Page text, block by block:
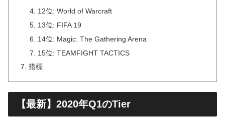
12位: World of Warcraft
13位: FIFA 19
14位: Magic: The Gathering Arena
15位: TEAMFIGHT TACTICS
指標
【最新】2020年Q1のTier